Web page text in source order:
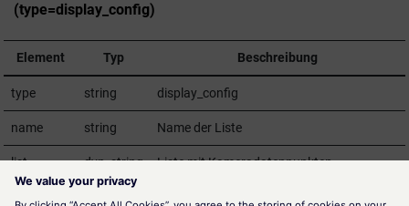
(type=display_config)
Element Typ Beschreibung
type string display_config
name string Name der Liste
list dyn_string Liste mit Kameradatenpunkten